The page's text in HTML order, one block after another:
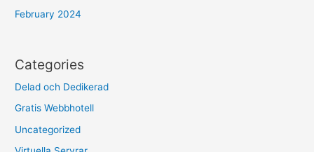
February 2024
Categories
Delad och Dedikerad
Gratis Webbhotell
Uncategorized